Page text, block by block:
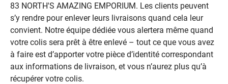
83 NORTH'S AMAZING EMPORIUM. Les clients peuvent
s’y rendre pour enlever leurs livraisons quand cela leur
convient. Notre équipe dédiée vous alertera même quand
votre colis sera prêt à être enlevé – tout ce que vous avez
à faire est d’apporter votre pièce d’identité correspondant
aux informations de livraison, et vous n’aurez plus qu’à
récupérer votre colis.